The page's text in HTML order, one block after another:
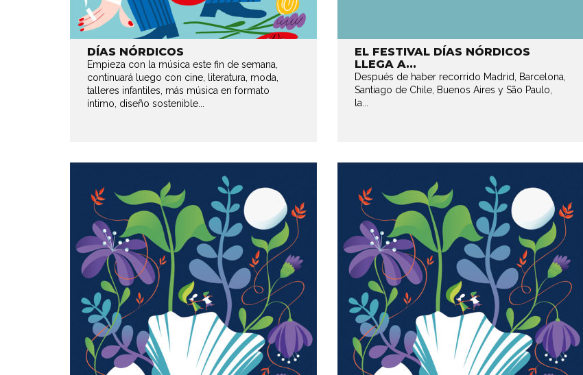
DÍAS NÓRDICOS
Empieza con la música este fin de semana,
continuará luego con cine, literatura, moda,
talleres infantiles, más música en formato
íntimo, diseño sostenible...
EL FESTIVAL DÍAS NÓRDICOS
LLEGA A...
Después de haber recorrido Madrid, Barcelona,
Santiago de Chile, Buenos Aires y São Paulo,
la...